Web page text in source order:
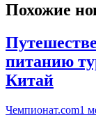
Похожие
питанию
Китай
Чемпионат.com1